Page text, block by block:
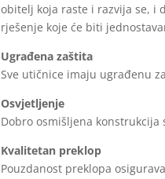
obitelj koja raste i razvija se, i
rješenje koje će biti
Ugrađena zaštita
Sve utičnice imaju ugrađenu
Osvjetljenje
Dobro osmišljena
Kvalitetan preklop
Pouzdanost preklopa